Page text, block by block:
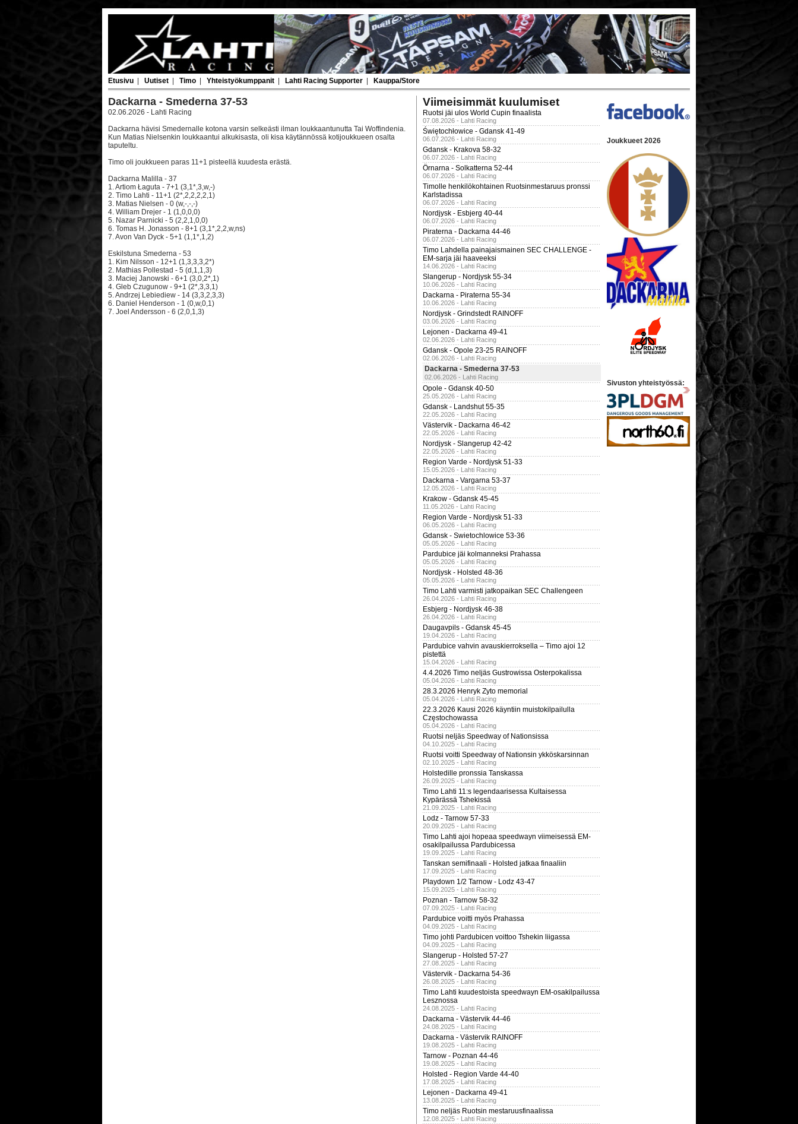
Etusivu Uutiset Timo Yhteistyökumppanit Lahti Racing Supporter Kauppa/Store
Dackarna - Smederna 37-53
02.06.2026 - Lahti Racing
Dackarna hävisi Smedernalle kotona varsin selkeästi ilman loukkaantunutta Tai Woffindenia.
Kun Matias Nielsenkin loukkaantui alkukisasta, oli kisa käytännössä kotijoukkueen osalta
taputeltu.
Timo oli joukkueen paras 11+1 pisteellä kuudesta erästä.
Dackarna Malilla - 37
1. Artiom Łaguta - 7+1 (3,1*,3,w,-)
2. Timo Lahti - 11+1 (2*,2,2,2,2,1)
3. Matias Nielsen - 0 (w,-,-,-)
4. William Drejer - 1 (1,0,0,0)
5. Nazar Parnicki - 5 (2,2,1,0,0)
6. Tomas H. Jonasson - 8+1 (3,1*,2,2,w,ns)
7. Avon Van Dyck - 5+1 (1,1*,1,2)
Eskilstuna Smederna - 53
1. Kim Nilsson - 12+1 (1,3,3,3,2*)
2. Mathias Pollestad - 5 (d,1,1,3)
3. Maciej Janowski - 6+1 (3,0,2*,1)
4. Gleb Czugunow - 9+1 (2*,3,3,1)
5. Andrzej Lebiediew - 14 (3,3,2,3,3)
6. Daniel Henderson - 1 (0,w,0,1)
7. Joel Andersson - 6 (2,0,1,3)
Viimeisimmät kuulumiset
Ruotsi jäi ulos World Cupin finaalista
07.08.2026 - Lahti Racing
Świętochłowice - Gdansk 41-49
06.07.2026 - Lahti Racing
Gdansk - Krakova 58-32
06.07.2026 - Lahti Racing
Örnarna - Solkatterna 52-44
06.07.2026 - Lahti Racing
Timolle henkilökohtainen Ruotsinmestaruus pronssi
Karlstadissa
06.07.2026 - Lahti Racing
Nordjysk - Esbjerg 40-44
06.07.2026 - Lahti Racing
Piraterna - Dackarna 44-46
06.07.2026 - Lahti Racing
Timo Lahdella painajaismainen SEC CHALLENGE -
EM-sarja jäi haaveeksi
14.06.2026 - Lahti Racing
Slangerup - Nordjysk 55-34
10.06.2026 - Lahti Racing
Dackarna - Piraterna 55-34
10.06.2026 - Lahti Racing
Nordjysk - Grindstedt RAINOFF
03.06.2026 - Lahti Racing
Lejonen - Dackarna 49-41
02.06.2026 - Lahti Racing
Gdansk - Opole 23-25 RAINOFF
02.06.2026 - Lahti Racing
Dackarna - Smederna 37-53
02.06.2026 - Lahti Racing
Opole - Gdansk 40-50
25.05.2026 - Lahti Racing
Gdansk - Landshut 55-35
22.05.2026 - Lahti Racing
Västervik - Dackarna 46-42
22.05.2026 - Lahti Racing
Nordjysk - Slangerup 42-42
22.05.2026 - Lahti Racing
Region Varde - Nordjysk 51-33
15.05.2026 - Lahti Racing
Dackarna - Vargarna 53-37
12.05.2026 - Lahti Racing
Krakow - Gdansk 45-45
11.05.2026 - Lahti Racing
Region Varde - Nordjysk 51-33
06.05.2026 - Lahti Racing
Gdansk - Swietochlowice 53-36
05.05.2026 - Lahti Racing
Pardubice jäi kolmanneksi Prahassa
05.05.2026 - Lahti Racing
Nordjysk - Holsted 48-36
05.05.2026 - Lahti Racing
Timo Lahti varmisti jatkopaikan SEC Challengeen
26.04.2026 - Lahti Racing
Esbjerg - Nordjysk 46-38
26.04.2026 - Lahti Racing
Daugavpils - Gdansk 45-45
19.04.2026 - Lahti Racing
Pardubice vahvin avauskierroksella – Timo ajoi 12
pistettä
15.04.2026 - Lahti Racing
4.4.2026 Timo neljäs Gustrowissa Osterpokalissa
05.04.2026 - Lahti Racing
28.3.2026 Henryk Zyto memorial
05.04.2026 - Lahti Racing
22.3.2026 Kausi 2026 käyntiin muistokilpailulla
Częstochowassa
05.04.2026 - Lahti Racing
Ruotsi neljäs Speedway of Nationsissa
04.10.2025 - Lahti Racing
Ruotsi voitti Speedway of Nationsin ykköskarsinnan
02.10.2025 - Lahti Racing
Holstedille pronssia Tanskassa
26.09.2025 - Lahti Racing
Timo Lahti 11:s legendaarisessa Kultaisessa
Kypärässä Tshekissä
21.09.2025 - Lahti Racing
Lodz - Tarnow 57-33
20.09.2025 - Lahti Racing
Timo Lahti ajoi hopeaa speedwayn viimeisessä EM-
osakilpailussa Pardubicessa
19.09.2025 - Lahti Racing
Tanskan semifinaali - Holsted jatkaa finaaliin
17.09.2025 - Lahti Racing
Playdown 1/2 Tarnow - Lodz 43-47
15.09.2025 - Lahti Racing
Poznan - Tarnow 58-32
07.09.2025 - Lahti Racing
Pardubice voitti myös Prahassa
04.09.2025 - Lahti Racing
Timo johti Pardubicen voittoo Tshekin liigassa
04.09.2025 - Lahti Racing
Slangerup - Holsted 57-27
27.08.2025 - Lahti Racing
Västervik - Dackarna 54-36
26.08.2025 - Lahti Racing
Timo Lahti kuudestoista speedwayn EM-osakilpailussa
Lesznossa
24.08.2025 - Lahti Racing
Dackarna - Västervik 44-46
24.08.2025 - Lahti Racing
Dackarna - Västervik RAINOFF
19.08.2025 - Lahti Racing
Tarnow - Poznan 44-46
19.08.2025 - Lahti Racing
Holsted - Region Varde 44-40
17.08.2025 - Lahti Racing
Lejonen - Dackarna 49-41
13.08.2025 - Lahti Racing
Timo neljäs Ruotsin mestaruusfinaalissa
12.08.2025 - Lahti Racing
Joukkueet 2026
Sivuston yhteistyössä: